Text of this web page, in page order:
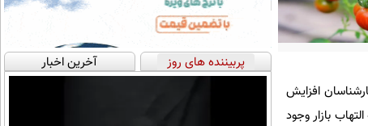
افزایش
بازار وجود
پربیننده های روز آخرین اخبار